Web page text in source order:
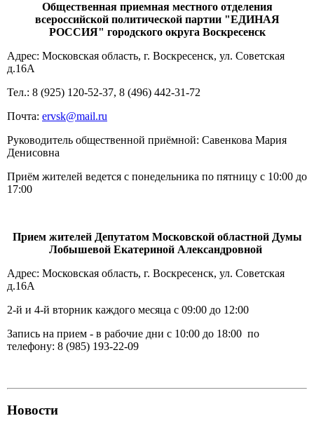
Общественная приемная местного отделения
всероссийской политической партии "ЕДИНАЯ
РОССИЯ" городского округа Воскресенск
Адрес: Московская область, г. Воскресенск, ул. Советская
д.16А
Тел.: 8 (925) 120-52-37, 8 (496) 442-31-72
Почта: ervsk@mail.ru
Руководитель общественной приёмной: Савенкова Мария
Денисовна
Приём жителей ведется с понедельника по пятницу с 10:00 до
17:00
Прием жителей Депутатом Московской областной Думы
Лобышевой Екатериной Александровной
Адрес: Московская область, г. Воскресенск, ул. Советская
д.16А
2-й и 4-й вторник каждого месяца с 09:00 до 12:00
Запись на прием - в рабочие дни с 10:00 до 18:00 по
телефону: 8 (985) 193-22-09
Новости